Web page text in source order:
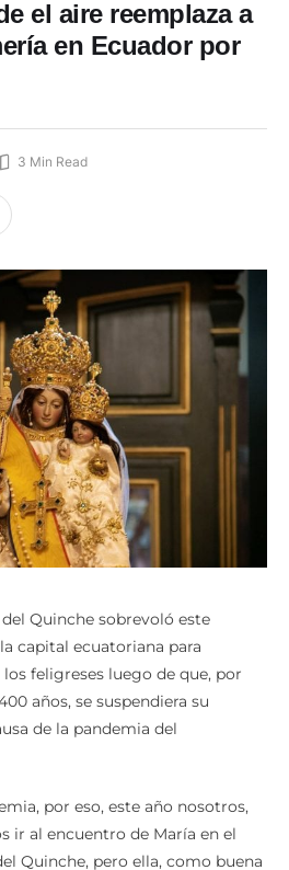
el aire reemplaza a
en Ecuador por
3 Min Read
Quinche sobrevoló este
capital ecuatoriana para
feligreses luego de que, por
años, se suspendiera su
de la pandemia del
por eso, este año nosotros,
ir al encuentro de María en el
Quinche, pero ella, como buena